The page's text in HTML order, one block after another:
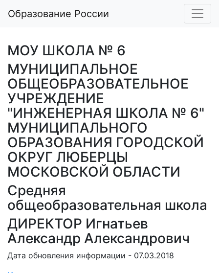
Образование России
МОУ ШКОЛА № 6
МУНИЦИПАЛЬНОЕ
ОБЩЕОБРАЗОВАТЕЛЬНОЕ
УЧРЕЖДЕНИЕ
"ИНЖЕНЕРНАЯ ШКОЛА № 6"
МУНИЦИПАЛЬНОГО
ОБРАЗОВАНИЯ ГОРОДСКОЙ
ОКРУГ ЛЮБЕРЦЫ
МОСКОВСКОЙ ОБЛАСТИ
Средняя
общеобразовательная школа
ДИРЕКТОР Игнатьев
Александр Александрович
Дата обновления информации - 07.03.2018